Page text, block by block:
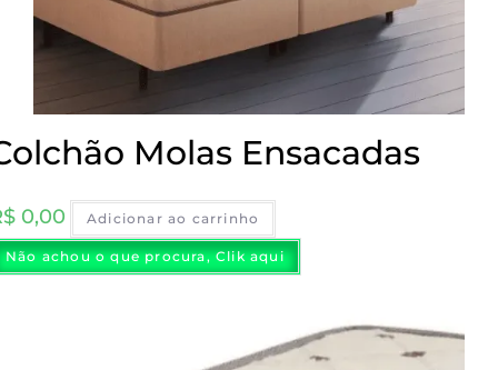
Molas Ensacadas
0,00 Adicionar ao carrinho
Não achou o que procura, Clik aqui